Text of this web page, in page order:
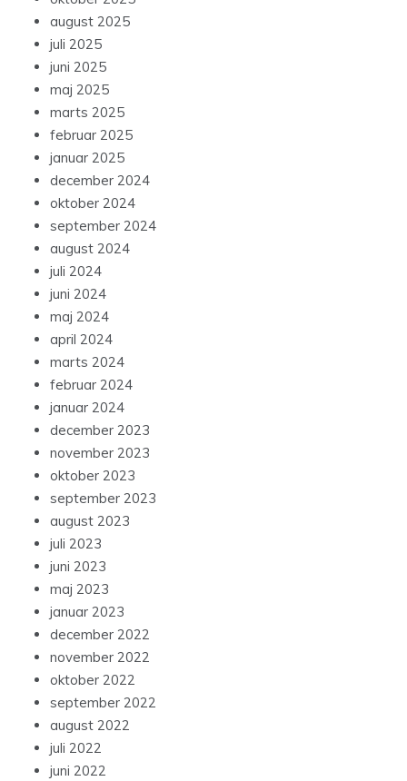
august 2025
juli 2025
juni 2025
maj 2025
marts 2025
februar 2025
januar 2025
december 2024
oktober 2024
september 2024
august 2024
juli 2024
juni 2024
maj 2024
april 2024
marts 2024
februar 2024
januar 2024
december 2023
november 2023
oktober 2023
september 2023
august 2023
juli 2023
juni 2023
maj 2023
januar 2023
december 2022
november 2022
oktober 2022
september 2022
august 2022
juli 2022
juni 2022